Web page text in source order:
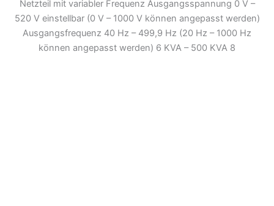
Netzteil mit variabler Frequenz Ausgangsspannung 0 V –
520 V einstellbar (0 V – 1000 V können angepasst werden)
Ausgangsfrequenz 40 Hz – 499,9 Hz (20 Hz – 1000 Hz
können angepasst werden) 6 KVA – 500 KVA 8